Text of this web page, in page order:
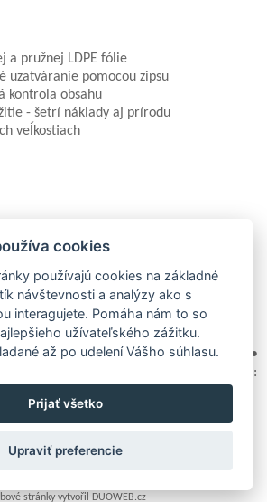
a pružnej LDPE fólie
uzatváranie pomocou zipsu
kontrola obsahu
- šetrí náklady aj prírodu
veĺkostiach
a
321 • Ždírec nad Doubravou • 582 63 •
736 489 929 • +420 775 123 770 • email:
stránky vytvořil DUOWEB.cz
cookies
používajú cookies na základné
návštevnosti a analýzy ako s
interagujete. Pomáha nám to so
užívateľského zážitku.
až po udelení Vášho súhlasu.
Prijať všetko
Upraviť preferencie